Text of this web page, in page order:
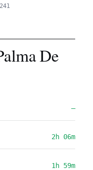
De
—
2h 06m
1h 59m